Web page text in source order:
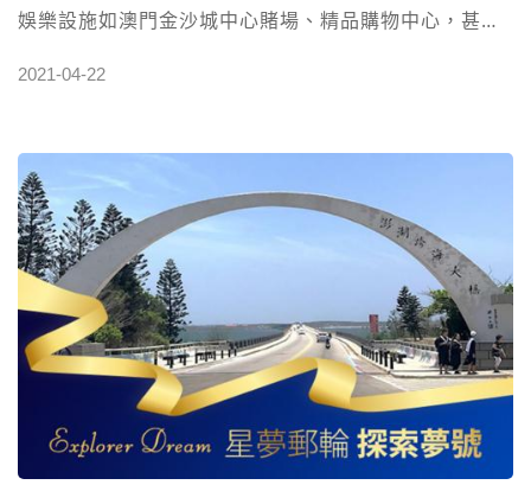
娛樂設施如澳門金沙城中心賭場、精品購物中心，甚至
登堪稱全世界最大的Sheraton Hotel，附設頂級奢華的
各種設施，無論是洋溢熱帶氣息的豪華露天泳池，或頂
級健身房、有氧運動教室、國際級的精緻餐廳等，就是
要帶給您前所未有的尊榮享受，至於，知名 Comfyland
Experience所設計的兒童天地，讓小朋友能體驗如臉部
彩繪、尋寶遊戲等繽紛饗宴，甚至還有亞太地區最大的
炫逸水療中心，精心規劃金、木、水、火、土等靈性元
素特色療程，為前往澳門自由行的您提供頂級呵護。客
房更全數配有喜來登「甜夢之床」，為賓客織就華麗的
美夢之夜，完美您的住宿體驗。 澳門金沙城中心擁有兩
2021-04-22